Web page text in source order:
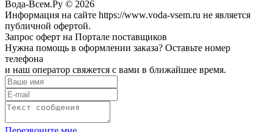
Вода-Всем.Ру © 2026
Информация на сайте https://www.voda-vsem.ru не является
публичной офертой.
Запрос оферт на Портале поставщиков
Нужна помощь в оформлении заказа? Оставьте номер
телефона
и наш оператор свяжется с вами в ближайшее время.